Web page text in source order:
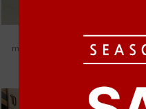
●
m_헤세드 스티치 데님팬츠 [4차 재입고]
87,000원